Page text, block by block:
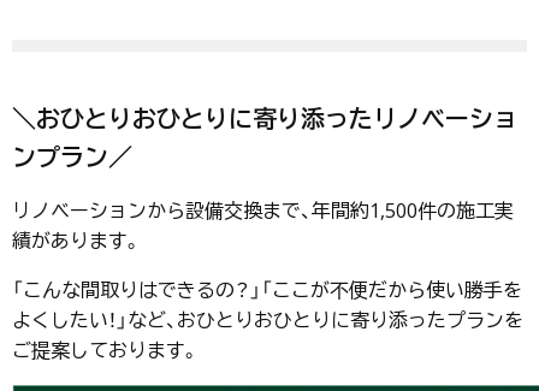
＼おひとりおひとりに寄り添ったリノベーショ
ンプラン／
リノベーションから設備交換まで、年間約1,500件の施工実
績があります。
「こんな間取りはできるの？」「ここが不便だから使い勝手を
よくしたい！」など、おひとりおひとりに寄り添ったプランを
ご提案しております。